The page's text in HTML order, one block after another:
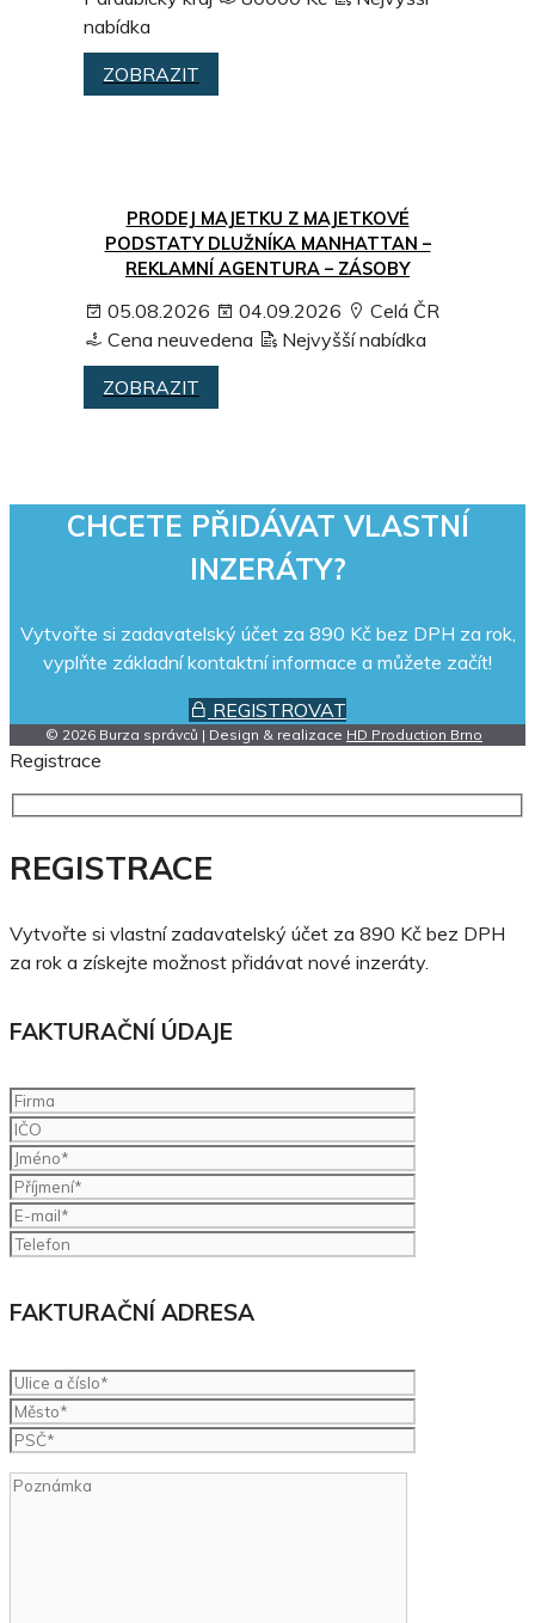
06.08.2026 09.09.2026
Celá ČR
Cena neuvedena
ZOBRAZIT
ŠKODA SUPERB 2010
05.08.2026 06.09.2026
Celá ČR
Pardubický kraj
Nejvyšší
nabídka
PRODEJ MAJETKU Z MAJETKOVÉ
REKLAMNÍ AGENTURA – ZÁSOBY
Cena neuvedena
Nejvyšší nabídka
CHCETE PŘIDÁVAT VLASTNÍ
INZERÁTY?
Vytvořte si zadavatelský účet za 890 Kč bez DPH za rok,
vyplňte základní kontaktní informace a můžete začít!
© 2026 Burza správců | Design & realizace
REGISTRACE
Vytvořte si vlastní zadavatelský účet za 890 Kč bez DPH
za rok a získejte možnost přidávat nové inzeráty.